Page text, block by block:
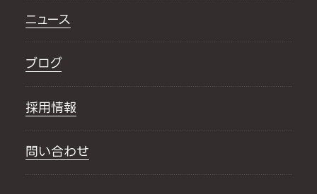
ニュース
ブログ
採用情報
問い合わせ